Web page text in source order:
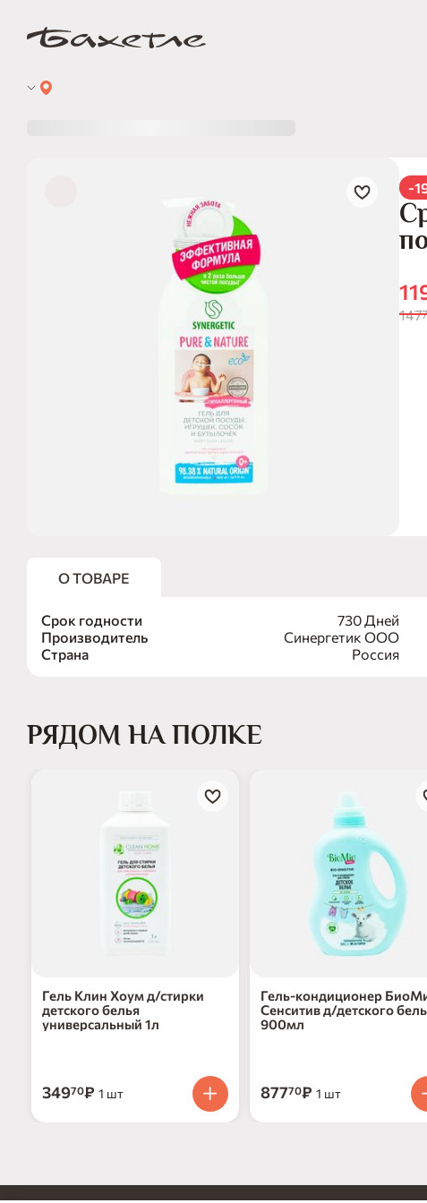
-
147
О ТОВАРЕ
Срок годности
730 Дней
Производитель
Синергетик ООО
Страна
Россия
РЯДОМ НА ПОЛКЕ
Гель Клин Хоум д/стирки
детского белья
универсальный 1л
34970₽ 1 шт
Гель-кондиционер
Сенситив д/детского
900мл
87770₽ 1 шт